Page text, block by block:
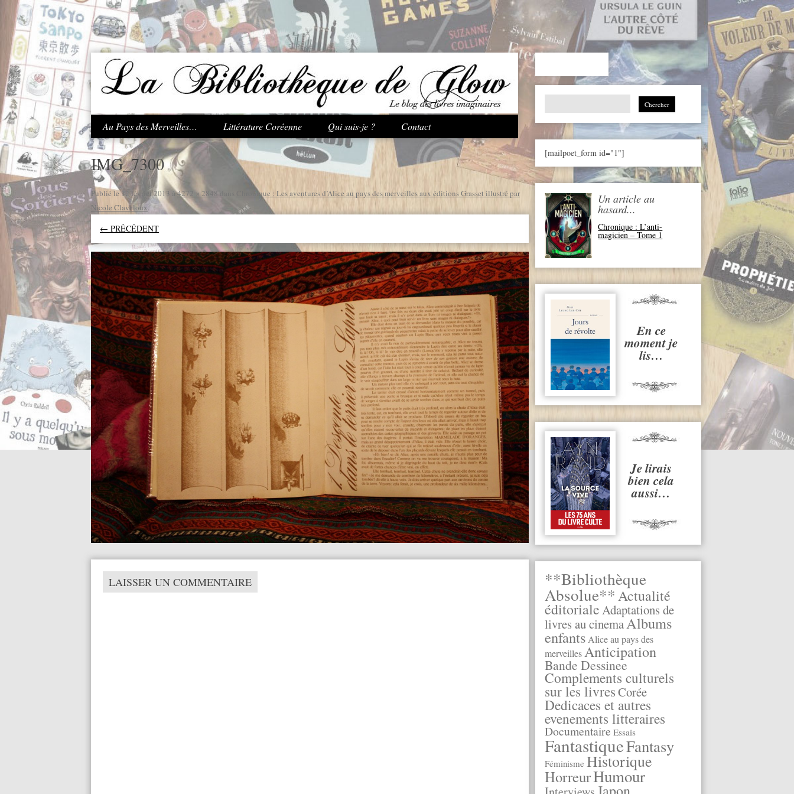
.
Aller au contenu principal
Au Pays des Merveilles… Littérature Coréenne Qui suis-je ? Contact
Search
[mailpoet_form id="1"]
Un article au
hasard...
Chronique : L’anti-
magicien – Tome 1
En ce
moment je
lis…
Je lirais
bien cela
aussi…
**Bibliothèque
Absolue**Actualité
éditorialeAdaptations de
livres au cinemaAlbums
enfantsAlice au pays des
merveillesAnticipation
Bande Dessinee
Complements culturels
sur les livresCorée
Dedicaces et autres
evenements litteraires
Documentaire Essais
FantastiqueFantasy
Féminisme Historique
HorreurHumour
IMG_7300
Publié le12 février 2013 à4272 × 2848
Chronique : Les aventures d’Alice au pays des merveilles aux éditions Grasset illustré par
Nicole Claveloux.
← PRÉCÉDENT
LAISSER UN COMMENTAIRE